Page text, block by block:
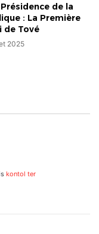
de la
: La Première
de Tové
2025
kontol ter